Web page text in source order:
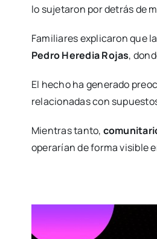
lo sujetaron por detrás de
Familiares explicaron que la
Pedro Heredia Rojas,
El hecho ha generado
relacionadas con
Mientras tanto,
operarían de forma visible